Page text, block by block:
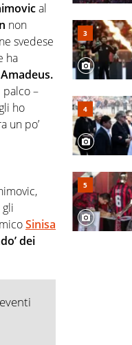
al
non
svedese
ha
Amadeus.
palco –
ho
un po’
Sinisa
dei